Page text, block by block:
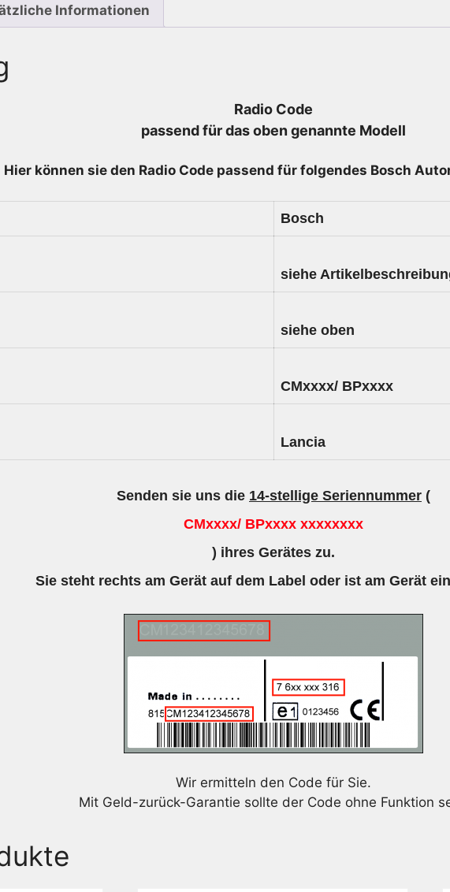
7643710616
Menge
Informationen
Radio Code
passend für das oben genannte Modell
Hier können sie den Radio Code passend für folgendes Bosch
Bosch
siehe
siehe oben
CMxxxx/ BPxxxx
Lancia
Senden sie uns die 14-stellige Seriennummer (
CMxxxx/ BPxxxx xxxxxxxx
) ihres Gerätes zu.
Sie steht rechts am Gerät auf dem Label oder ist am Gerät
Wir ermitteln den Code für Sie.
Mit Geld-zurück-Garantie sollte der Code ohne Funktion